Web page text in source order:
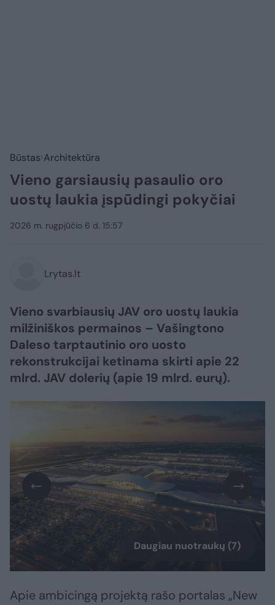
Būstas Architektūra
Vieno garsiausių pasaulio oro
uostų laukia įspūdingi pokyčiai
2026 m. rugpjūčio 6 d. 15:57
Lrytas.lt
Vieno svarbiausių JAV oro uostų laukia
milžiniškos permainos – Vašingtono
Daleso tarptautinio oro uosto
rekonstrukcijai ketinama skirti apie 22
mlrd. JAV dolerių (apie 19 mlrd. eurų).
Daugiau nuotraukų (7)
Apie ambicingą projektą rašo portalas „New